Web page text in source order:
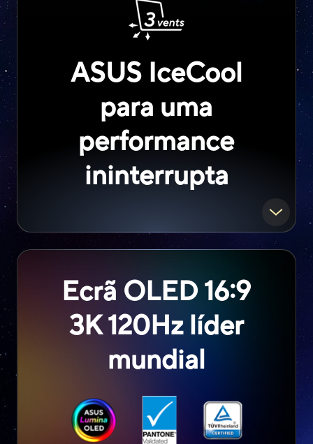
ASUS IceCool
para uma
performance
ininterrupta
Ecrã OLED 16:9
3K 120Hz líder
mundial